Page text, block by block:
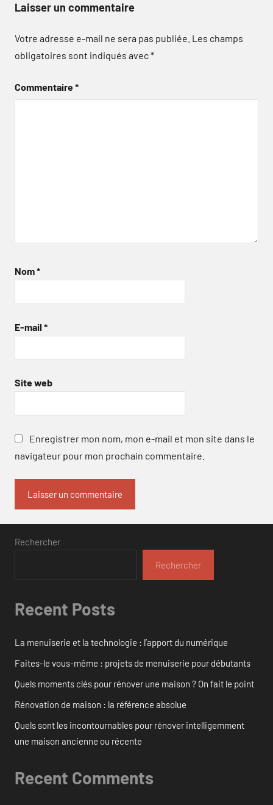
Laisser un commentaire
Votre adresse e-mail ne sera pas publiée. Les champs
obligatoires sont indiqués avec*
Commentaire*
Nom*
E-mail *
Site web
Enregistrer mon nom, mon e-mail et mon site dans le
navigateur pour mon prochain commentaire.
Rechercher
Rechercher
Recent Posts
La menuiserie et la technologie : l’apport du numérique
Faites-le vous-même : projets de menuiserie pour débutants
Quels moments clés pour rénover une maison ? On fait le point
Rénovation de maison : la référence absolue
Quels sont les incontournables pour rénover intelligemment
une maison ancienne ou récente
Recent Comments